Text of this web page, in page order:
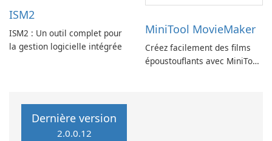
ISM2
ISM2 : Un outil complet pour
la gestion logicielle intégrée
MiniTool MovieMaker
Créez facilement des films
époustouflants avec MiniTool
Dernière version
2.0.0.12